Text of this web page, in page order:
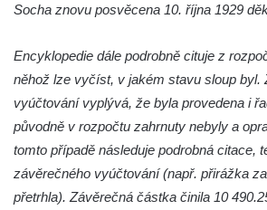
Kopci
(Schönbach)
Boží muka v Hejnicích
Sloup Panny Marie v Hejnicích
Sloup Panny Marie v Horní Světlé
Sloup (pilíř) svatého Jana Nepomuckého
na náměstí Svobody v Plané
Socha znovu posvěcena 10. října 1929
Encyklopedie dále podrobně cituje z
něhož lze vyčíst, v jakém stavu sloup byl.
vyúčtování vyplývá, že byla provedena i
původně v rozpočtu zahrnuty nebyly a
tomto případě následuje podrobná citace,
závěrečného vyúčtování (např. přirážka
přetrhla). Závěrečná částka činila 10